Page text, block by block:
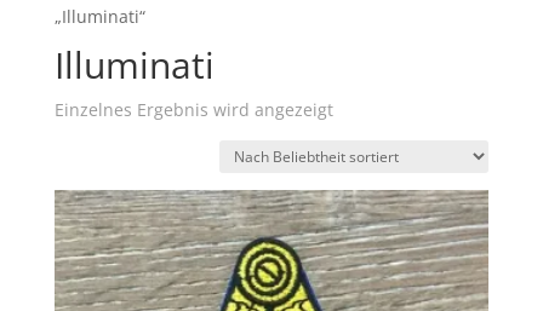
„Illuminati“
Illuminati
Einzelnes Ergebnis wird angezeigt